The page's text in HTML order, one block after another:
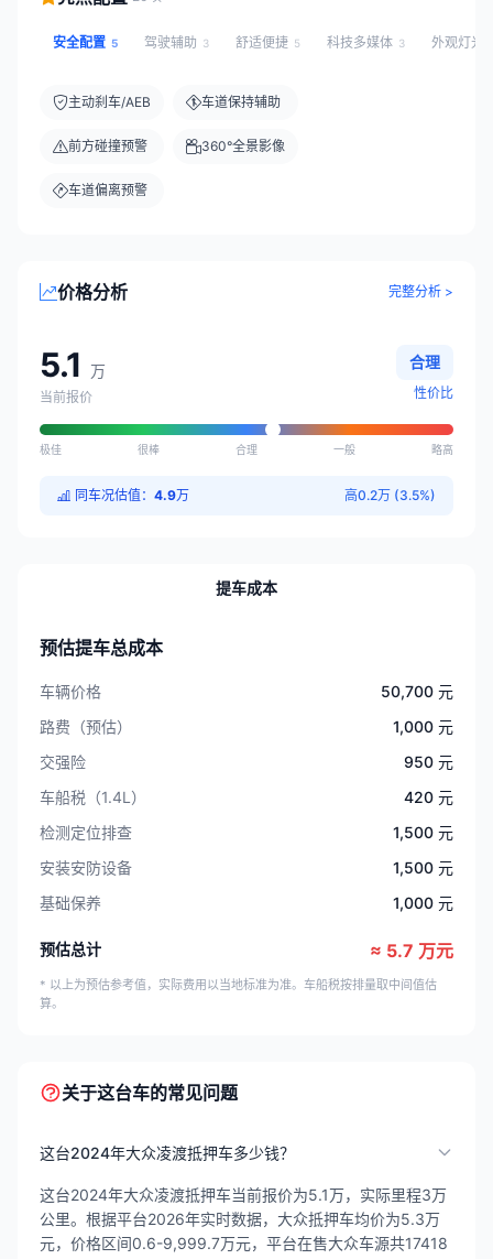
安全配置 5 驾驶辅助 3 舒适便捷 5 科技多媒体 3 外观灯光
主动刹车/AEB
前方碰撞预警
车道偏离预警
车道保持辅助
360°全景影像
价格分析 完整分析 >
5.1 万
当前报价
合理
性价比
极佳 很棒 合理 一般 略高
同车况估值： 4.9万 高0.2万 (3.5%)
提车成本
预估提车总成本
车辆价格
50,700 元
路费（预估）
1,000 元
交强险
950 元
车船税（1.4L）
420 元
检测定位排查
1,500 元
安装安防设备
1,500 元
基础保养
1,000 元
预估总计 ≈ 5.7 万元
* 以上为预估参考值，实际费用以当地标准为准。车船税按排量取中间值估
算。
关于这台车的常见问题
这台2024年大众凌渡抵押车多少钱？
这台2024年大众凌渡抵押车当前报价为5.1万，实际里程3万
公里。根据平台2026年实时数据，大众抵押车均价为5.3万
元，价格区间0.6-9,999.7万元，平台在售大众车源共17418